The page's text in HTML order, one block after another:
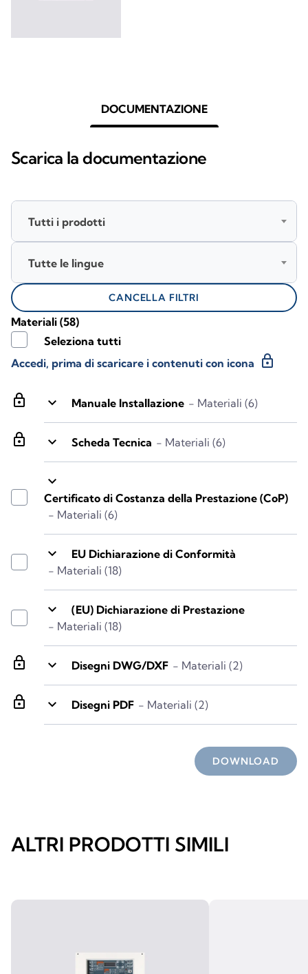
DOCUMENTAZIONE
Scarica la documentazione
lock keyboard_arrow_down Manuale Installazione - Materiali (6)
lock keyboard_arrow_down Scheda Tecnica - Materiali (6)
keyboard_arrow_down
Certificato di Costanza della Prestazione (CoP)
- Materiali (6)
keyboard_arrow_down
EU Dichiarazione di Conformità
- Materiali (18)
keyboard_arrow_down
(EU) Dichiarazione di Prestazione
- Materiali (18)
lock keyboard_arrow_down Disegni DWG/DXF - Materiali (2)
lock keyboard_arrow_down Disegni PDF - Materiali (2)
Materiali (58)
Seleziona tutti
Accedi, prima di scaricare i contenuti con icona lock
Tutti i prodotti
Tutte le lingue
CANCELLA FILTRI
DOWNLOAD
ALTRI PRODOTTI SIMILI